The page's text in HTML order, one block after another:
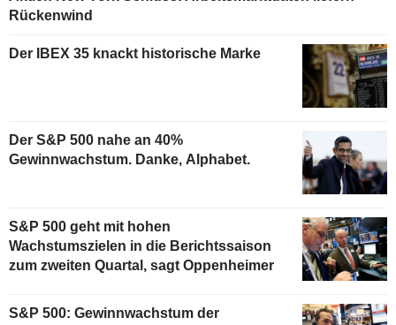
Rückenwind
Der IBEX 35 knackt historische Marke
Der S&P 500 nahe an 40%
Gewinnwachstum. Danke, Alphabet.
S&P 500 geht mit hohen
Wachstumszielen in die Berichtssaison
zum zweiten Quartal, sagt Oppenheimer
S&P 500: Gewinnwachstum der